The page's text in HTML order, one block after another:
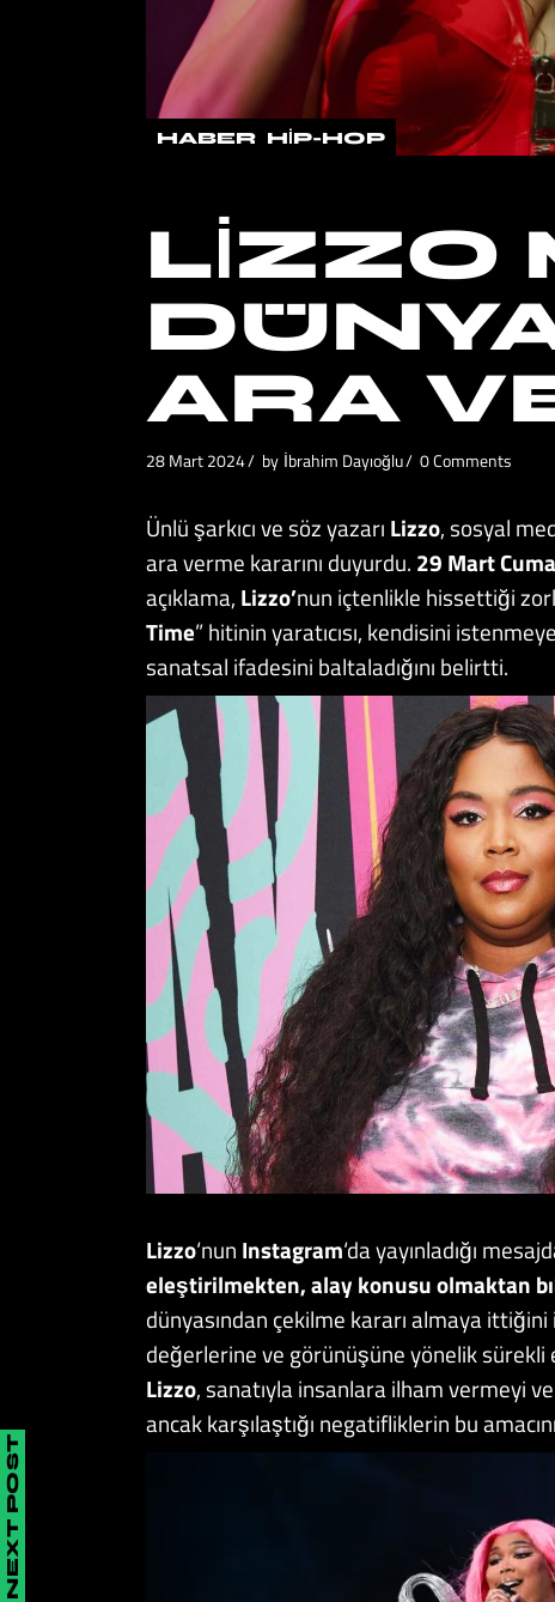
HABER HIP-HOP
LIZZO
ARA
28 Mart 2024 by İbrahim Dayıoğlu 0 Comments
Ünlü şarkıcı ve söz yazarı Lizzo, sosyal
ara verme kararını duyurdu. 29 Mart Cuma
açıklama, Lizzo’nun içtenlikle hissettiği
Time” hitinin yaratıcısı, kendisini
sanatsal ifadesini baltaladığını belirtti.
Lizzo‘nun Instagram‘da yayınladığı
eleştirilmekten, alay konusu olmaktan
dünyasından çekilme kararı almaya ittiğini
değerlerine ve görünüşüne yönelik
Lizzo, sanatıyla insanlara ilham vermeyi
ancak karşılaştığı negatifliklerin bu
NEXT POST